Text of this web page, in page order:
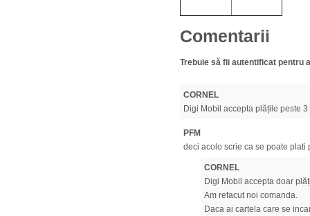
Comentarii
Trebuie să fii autentificat pentru
CORNEL
Digi Mobil accepta plățile peste
PFM
deci acolo scrie ca se poate plati
CORNEL
Digi Mobil accepta doar
Am refacut noi comanda.
Daca ai cartela care se